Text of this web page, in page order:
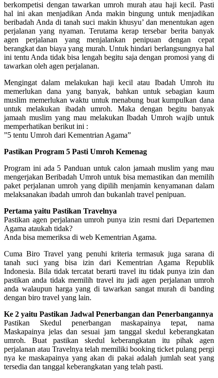
berkompetisi dengan tawarkan umroh murah atau haji kecil. Pasti
hal ini akan menjadikan Anda makin bingung untuk menjadikan
beribadah Anda di tanah suci makin khusyu’ dan menentukan agen
perjalanan yang nyaman. Terutama kerap tersebar berita banyak
agen perjalanan yang menjalankan penipuan dengan cepat
berangkat dan biaya yang murah. Untuk hindari berlangsungnya hal
ini tentu Anda tidak bisa lengah begitu saja dengan promosi yang di
tawarkan oleh agen perjalanan.
Mengingat dalam melakukan haji kecil atau Ibadah Umroh itu
memerlukan dana yang banyak, bahkan untuk sebagian kaum
muslim memerlukan waktu untuk menabung buat kumpulkan dana
untuk melakukan ibadah umroh. Maka dengan begitu banyak
jamaah muslim yang mau melakukan Ibadah Umroh wajib untuk
memperhatikan berikut ini :
”5 tentu Umroh dari Kementrian Agama”
Pastikan Program 5 Pasti Umroh Kemenag
Program ini ada 5 Panduan untuk calon jamaah muslim yang mau
mengerjakan Beribadah Umroh untuk bisa memastikan dan memilih
paket perjalanan umroh yang dipilih menjamin kenyamanan dalam
melaksanakan ibadah umroh dan bukanlah travel penipuan.
Pertama yaitu Pastikan Travelnya
Pastikan agen perjalanan umroh punya izin resmi dari Departemen
Agama ataukah tidak?
Anda bisa memeriksa di web Kementrian Agama.
Cuma Biro Travel yang penuhi kriteria termasuk juga sarana di
tanah suci yang bisa izin dari Kementrian Agama Republik
Indonesia. Bila tidak tercatat berarti travel itu tidak punya izin dan
pastikan anda tidak memilih travel itu jadi agen perjalanan umroh
anda walaupun harga yang di tawarkan sangat murah di banding
dengan biro travel yang lain.
Ke 2 yaitu Pastikan Jadwal Penerbangan dan Penerbangannya
Pastikan Skedul penerbangan maskapainya tepat, nama
Maskapainya jelas dan sesuai jam tanggal skedul keberangkatan
umroh. Buat pastikan skedul keberangkatan itu pihak agen
perjalanan atau Travelnya telah memiliki booking ticket pulang pergi
nya ke maskapainya yang akan di pakai adalah jumlah seat yang
tersedia dan tanggal keberangkatan yang telah pasti.